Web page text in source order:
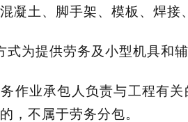
凝土、脚手架、模板、焊接
式为提供劳务及小型机具和辅
作业承包人负责与工程有
，不属于劳务分包。